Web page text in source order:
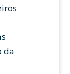
da